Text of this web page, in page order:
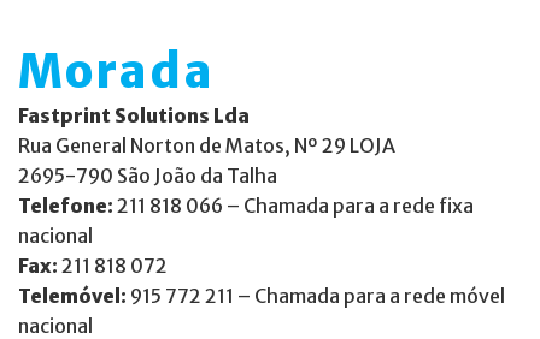
Morada
Fastprint Solutions Lda
Rua General Norton de Matos, Nº 29 LOJA
2695-790 São João da Talha
Telefone: 211 818 066 – Chamada para a rede fixa
nacional
Fax: 211 818 072
Telemóvel: 915 772 211 – Chamada para a rede móvel
nacional